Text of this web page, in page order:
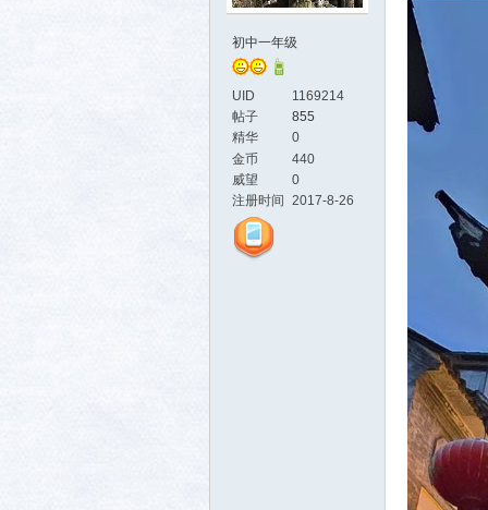
初中一年级
UID
1169214
帖子
855
精华
0
金币
440
威望
0
注册时间
2017-8-26